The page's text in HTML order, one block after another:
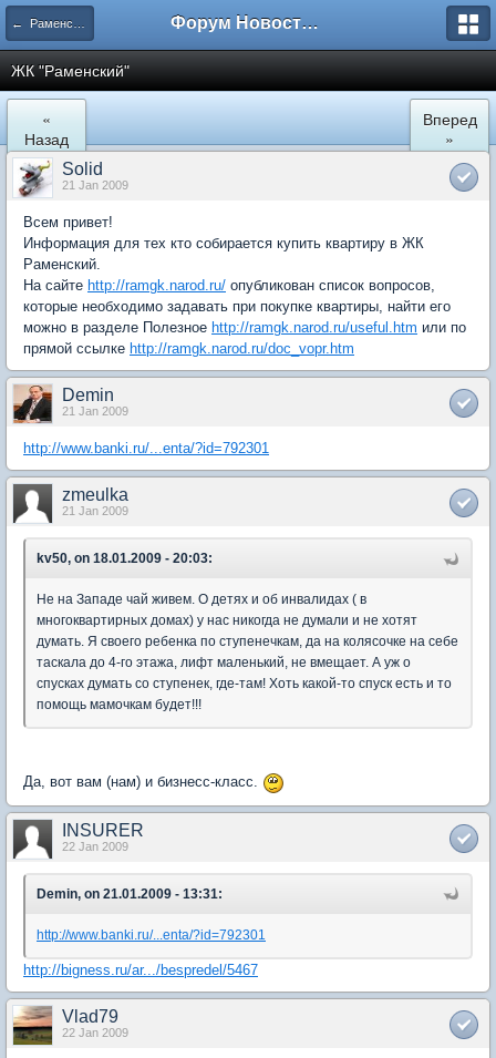
← Раменское Форум Новостройки
ЖК "Рaменский"
«
Назад
Вперед
»
Solid
21 Jan 2009
Всем привет!
Информация для тех кто собирается купить квартиру в ЖК
Раменский.
На сайте http://ramgk.narod.ru/ опубликован список вопросов,
которые необходимо задавать при покупке квартиры, найти его
можно в разделе Полезное http://ramgk.narod.ru/useful.htm или по
прямой ссылке http://ramgk.narod.ru/doc_vopr.htm
Demin
21 Jan 2009
http://www.banki.ru/...enta/?id=792301
zmeulka
21 Jan 2009
kv50, on 18.01.2009 - 20:03:
Не на Западе чай живем. О детях и об инвалидах ( в
многоквартирных домах) у нас никогда не думали и не хотят
думать. Я своего ребенка по ступенечкам, да на колясочке на себе
таскала до 4-го этажа, лифт маленький, не вмещает. А уж о
спусках думать со ступенек, где-там! Хоть какой-то спуск есть и то
помощь мамочкам будет!!!
Да, вот вам (нам) и бизнесс-класс.
INSURER
22 Jan 2009
Demin, on 21.01.2009 - 13:31:
http://www.banki.ru/...enta/?id=792301
http://bigness.ru/ar.../bespredel/5467
Vlad79
22 Jan 2009